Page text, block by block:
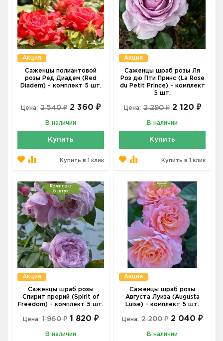
Акция
Саженцы полиантовой
розы Ред Диадем (Red
Diadem) - комплект 5 шт.
Цена: 2 540 ₽ 2 360 ₽
В наличии
Купить
Купить в 1 клик
Акция
Саженцы шраб розы Ля
Роз дю Пти Принс (La Rose
du Petit Prince) - комплект
5 шт.
Цена: 2 290 ₽ 2 120 ₽
В наличии
Купить
Купить в 1 клик
Акция
Саженцы шраб розы
Спирит прерий (Spirit of
Freedom) - комплект 5 шт.
Цена: 1 960 ₽ 1 820 ₽
В наличии
Акция
Саженцы шраб розы
Августа Луиза (Augusta
Luise) - комплект 5 шт.
Цена: 2 200 ₽ 2 040 ₽
В наличии